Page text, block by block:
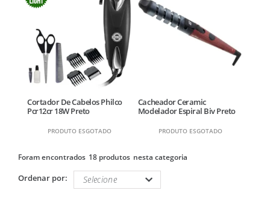
Cortador De Cabelos Philco
Pcr12cr 18W Preto
PRODUTO ESGOTADO
Cacheador Ceramic
Modelador Espiral Biv Preto
PRODUTO ESGOTADO
18 produtos
Ordenar por: